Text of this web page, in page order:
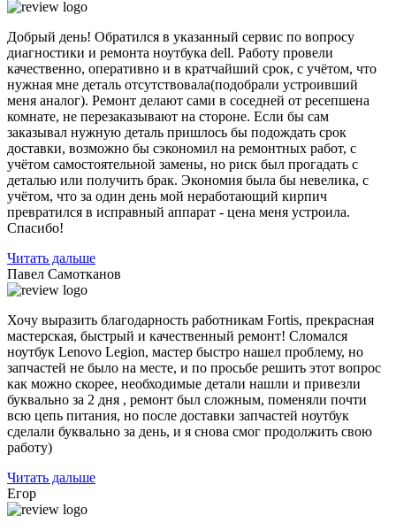
Добрый день! Обратился в указанный сервис по вопросу
диагностики и ремонта ноутбука dell. Работу провели
качественно, оперативно и в кратчайший срок, с учётом, что
нужная мне деталь отсутствовала(подобрали устроивший
меня аналог). Ремонт делают сами в соседней от ресепшена
комнате, не перезаказывают на стороне. Если бы сам
заказывал нужную деталь пришлось бы подождать срок
доставки, возможно бы сэкономил на ремонтных работ, с
учётом самостоятельной замены, но риск был прогадать с
деталью или получить брак. Экономия была бы невелика, с
учётом, что за один день мой неработающий кирпич
превратился в исправный аппарат - цена меня устроила.
Спасибо!
Читать дальше
Павел Самотканов
Хочу выразить благодарность работникам Fortis, прекрасная
мастерская, быстрый и качественный ремонт! Сломался
ноутбук Lenovo Legion, мастер быстро нашел проблему, но
запчастей не было на месте, и по просьбе решить этот вопрос
как можно скорее, необходимые детали нашли и привезли
буквально за 2 дня , ремонт был сложным, поменяли почти
всю цепь питания, но после доставки запчастей ноутбук
сделали буквально за день, и я снова смог продолжить свою
работу)
Читать дальше
Егор